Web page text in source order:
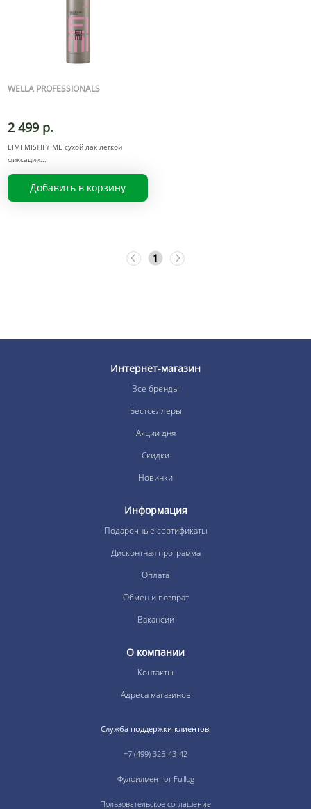
WELLA PROFESSIONALS
2 499 р.
EIMI MISTIFY ME сухой лак легкой
фиксации
Добавить в корзину
1
Интернет-магазин
Все бренды
Бестселлеры
Акции дня
Скидки
Новинки
Информация
Подарочные сертификаты
Дисконтная программа
Оплата
Обмен и возврат
Вакансии
О компании
Контакты
Адреса магазинов
Служба поддержки клиентов:
+7 (499) 325-43-42
Фулфилмент от Fulllog
Пользовательское соглашение